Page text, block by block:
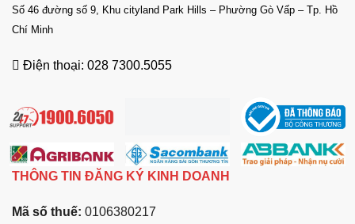
Số 46 đường số 9, Khu cityland Park Hills – Phường Gò Vấp – Tp. Hồ
Chí Minh
Điện thoại: 028 7300.5055
THÔNG TIN ĐĂNG KÝ KINH DOANH
Mã số thuế: 0106380217